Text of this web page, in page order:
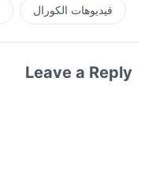
فيديوهات الكورال
Leave a Reply